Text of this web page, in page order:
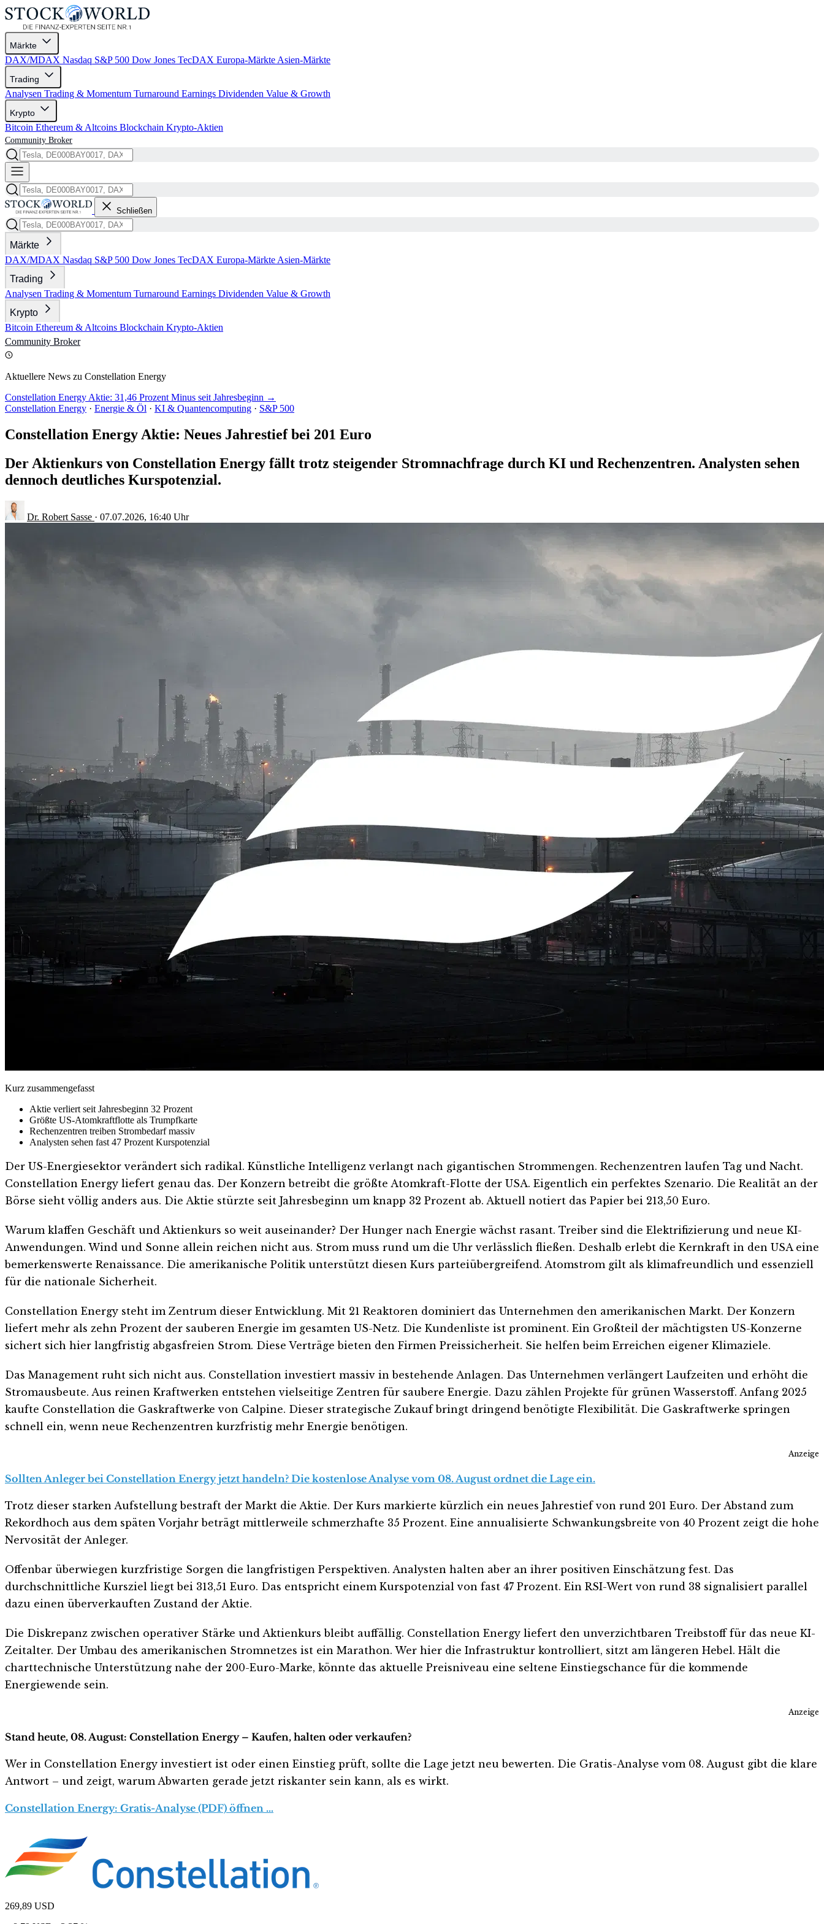
Märkte
DAX/MDAX Nasdaq S&P 500 Dow Jones TecDAX Europa-Märkte Asien-Märkte
Trading
Analysen Trading & Momentum Turnaround Earnings Dividenden Value & Growth
Krypto
Bitcoin Ethereum & Altcoins Blockchain Krypto-Aktien
Community Broker
Schließen
Märkte
DAX/MDAX Nasdaq S&P 500 Dow Jones TecDAX Europa-Märkte Asien-Märkte
Trading
Analysen Trading & Momentum Turnaround Earnings Dividenden Value & Growth
Krypto
Bitcoin Ethereum & Altcoins Blockchain Krypto-Aktien
Community Broker
Aktuellere News zu Constellation Energy
Constellation Energy Aktie: 31,46 Prozent Minus seit Jahresbeginn →
Constellation Energy · Energie & Öl · KI & Quantencomputing · S&P 500
Constellation Energy Aktie: Neues Jahrestief bei 201 Euro
Der Aktienkurs von Constellation Energy fällt trotz steigender Stromnachfrage durch KI und Rechenzentren. Analysten sehen
dennoch deutliches Kurspotenzial.
Dr. Robert Sasse · 07.07.2026, 16:40 Uhr
Kurz zusammengefasst
Aktie verliert seit Jahresbeginn 32 Prozent
Größte US-Atomkraftflotte als Trumpfkarte
Rechenzentren treiben Strombedarf massiv
Analysten sehen fast 47 Prozent Kurspotenzial
Der US-Energiesektor verändert sich radikal. Künstliche Intelligenz verlangt nach gigantischen Strommengen. Rechenzentren laufen Tag und Nacht.
Constellation Energy liefert genau das. Der Konzern betreibt die größte Atomkraft-Flotte der USA. Eigentlich ein perfektes Szenario. Die Realität an der
Börse sieht völlig anders aus. Die Aktie stürzte seit Jahresbeginn um knapp 32 Prozent ab. Aktuell notiert das Papier bei 213,50 Euro.
Warum klaffen Geschäft und Aktienkurs so weit auseinander? Der Hunger nach Energie wächst rasant. Treiber sind die Elektrifizierung und neue KI-
Anwendungen. Wind und Sonne allein reichen nicht aus. Strom muss rund um die Uhr verlässlich fließen. Deshalb erlebt die Kernkraft in den USA eine
bemerkenswerte Renaissance. Die amerikanische Politik unterstützt diesen Kurs parteiübergreifend. Atomstrom gilt als klimafreundlich und essenziell
für die nationale Sicherheit.
Constellation Energy steht im Zentrum dieser Entwicklung. Mit 21 Reaktoren dominiert das Unternehmen den amerikanischen Markt. Der Konzern
liefert mehr als zehn Prozent der sauberen Energie im gesamten US-Netz. Die Kundenliste ist prominent. Ein Großteil der mächtigsten US-Konzerne
sichert sich hier langfristig abgasfreien Strom. Diese Verträge bieten den Firmen Preissicherheit. Sie helfen beim Erreichen eigener Klimaziele.
Das Management ruht sich nicht aus. Constellation investiert massiv in bestehende Anlagen. Das Unternehmen verlängert Laufzeiten und erhöht die
Stromausbeute. Aus reinen Kraftwerken entstehen vielseitige Zentren für saubere Energie. Dazu zählen Projekte für grünen Wasserstoff. Anfang 2025
kaufte Constellation die Gaskraftwerke von Calpine. Dieser strategische Zukauf bringt dringend benötigte Flexibilität. Die Gaskraftwerke springen
schnell ein, wenn neue Rechenzentren kurzfristig mehr Energie benötigen.
Anzeige
Sollten Anleger bei Constellation Energy jetzt handeln? Die kostenlose Analyse vom 08. August ordnet die Lage ein.
Trotz dieser starken Aufstellung bestraft der Markt die Aktie. Der Kurs markierte kürzlich ein neues Jahrestief von rund 201 Euro. Der Abstand zum
Rekordhoch aus dem späten Vorjahr beträgt mittlerweile schmerzhafte 35 Prozent. Eine annualisierte Schwankungsbreite von 40 Prozent zeigt die hohe
Nervosität der Anleger.
Offenbar überwiegen kurzfristige Sorgen die langfristigen Perspektiven. Analysten halten aber an ihrer positiven Einschätzung fest. Das
durchschnittliche Kursziel liegt bei 313,51 Euro. Das entspricht einem Kurspotenzial von fast 47 Prozent. Ein RSI-Wert von rund 38 signalisiert parallel
dazu einen überverkauften Zustand der Aktie.
Die Diskrepanz zwischen operativer Stärke und Aktienkurs bleibt auffällig. Constellation Energy liefert den unverzichtbaren Treibstoff für das neue KI-
Zeitalter. Der Umbau des amerikanischen Stromnetzes ist ein Marathon. Wer hier die Infrastruktur kontrolliert, sitzt am längeren Hebel. Hält die
charttechnische Unterstützung nahe der 200-Euro-Marke, könnte das aktuelle Preisniveau eine seltene Einstiegschance für die kommende
Energiewende sein.
Anzeige
Stand heute, 08. August: Constellation Energy – Kaufen, halten oder verkaufen?
Wer in Constellation Energy investiert ist oder einen Einstieg prüft, sollte die Lage jetzt neu bewerten. Die Gratis-Analyse vom 08. August gibt die klare
Antwort – und zeigt, warum Abwarten gerade jetzt riskanter sein kann, als es wirkt.
Constellation Energy: Gratis-Analyse (PDF) öffnen …
269,89 USD